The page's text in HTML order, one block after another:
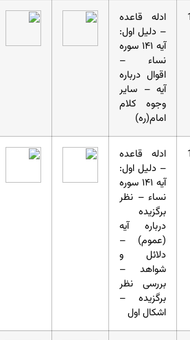
ادله قاعده
– دلیل اول:
آیه ۱۴۱ سوره
نساء –
اقوال درباره
آیه – سایر
وجوه کلام
امام(ره)
ادله قاعده
– دلیل اول:
آیه ۱۴۱ سوره
نساء – نظر
برگزیده
درباره آیه
(عموم) –
دلائل و
شواهد –
بررسی نظر
برگزیده –
اشکال اول